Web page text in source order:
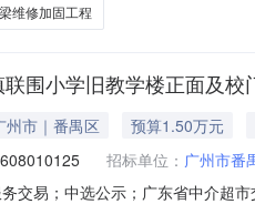
维修加固工程
围小学旧教学楼正面及
州市｜番禺区
预算1.50万元
招标单位： 广州市番
交易；中选公示；广东省中介超